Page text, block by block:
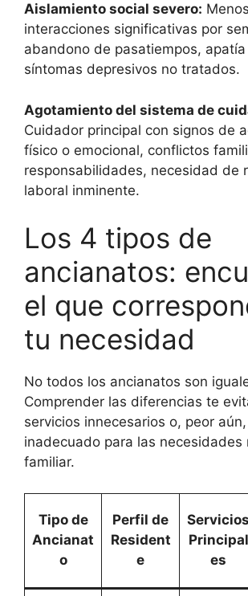
Aislamiento social severo:
interacciones significativas por
abandono de pasatiempos,
síntomas depresivos no tratados.
Agotamiento del sistema de
Cuidador principal con signos de
físico o emocional, conflictos
responsabilidades, necesidad de
laboral inminente.
Los 4 tipos de
ancianatos:
el que
tu necesidad
No todos los ancianatos son
Comprender las diferencias te
servicios innecesarios o, peor
inadecuado para las necesidades
familiar.
Tipo de
Ancianat
o
Perfil de
Resident
e
Servicios
Principal
es